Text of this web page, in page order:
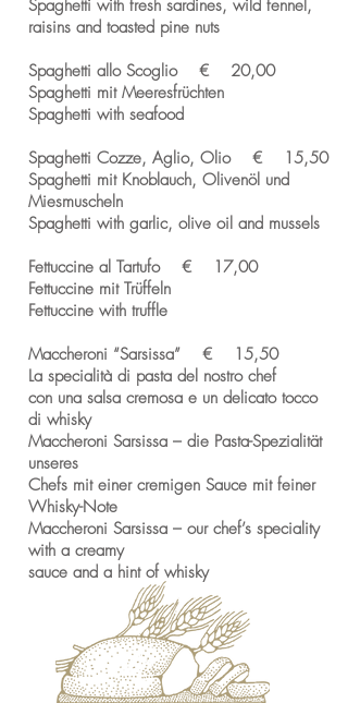
Spaghetti with fresh sardines, wild fennel,
raisins and toasted pine nuts
Spaghetti allo Scoglio € 20,00
Spaghetti mit Meeresfrüchten
Spaghetti with seafood
Spaghetti Cozze, Aglio, Olio € 15,50
Spaghetti mit Knoblauch, Olivenöl und
Miesmuscheln
Spaghetti with garlic, olive oil and mussels
Fettuccine al Tartufo € 17,00
Fettuccine mit Trüffeln
Fettuccine with truffle
Maccheroni “Sarsissa” € 15,50
La specialità di pasta del nostro chef
con una salsa cremosa e un delicato tocco
di whisky
Maccheroni Sarsissa – die Pasta-Spezialität
unseres
Chefs mit einer cremigen Sauce mit feiner
Whisky-Note
Maccheroni Sarsissa – our chef’s speciality
with a creamy
sauce and a hint of whisky